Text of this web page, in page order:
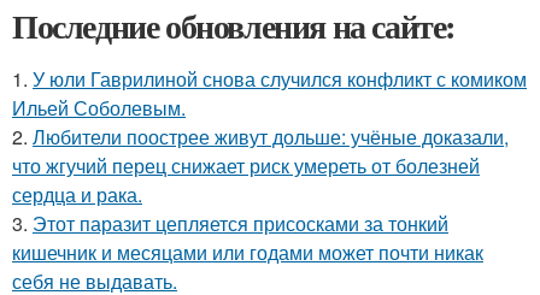
Последние обновления на сайте:
1. У юли Гаврилиной снова случился конфликт с комиком
Ильей Соболевым.
2. Любители поострее живут дольше: учёные доказали,
что жгучий перец снижает риск умереть от болезней
сердца и рака.
3. Этот паразит цепляется присосками за тонкий
кишечник и месяцами или годами может почти никак
себя не выдавать.